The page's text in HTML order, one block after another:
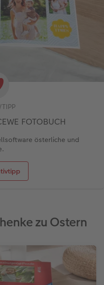
FOTOBUCH
österliche und
zu Ostern